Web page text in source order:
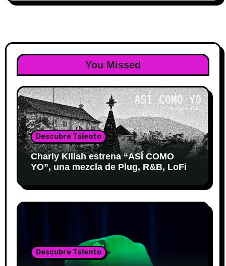
You Missed
Descubre Talento
Charly Killah estrena “ASÍ COMO
YO”, una mezcla de Plug, R&B, LoFi
Descubre Talento